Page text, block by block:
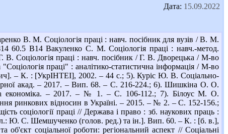
Дата: 15.09.2022
В. М. Соціологія праці : навч. посібник для вузів / В. М.
60.5 В14 Вакуленко С. М. Соціологія праці : навч.-метод.
Соціологія праці : навч. посібник / Г. В. Дворецька / М-во
праці" : аналітико-статистична інформація / М-во
– К. : [УкрІНТЕІ], 2002. – 44 c.; 5). Куріс Ю. В. Соціально-
акад. – 2017. – Вип. 68. – С. 216-224.; 6). Шишкіна О. О.
економіка. – 2017. – № 1. – С. 106-112.; 7). Білоус М. О.
ринкових відносин в Україні. – 2015. – № 2. – С. 152-156.;
соціології праці // Держава і право : зб. наукових праць :
Ю. С. Шемшученко (голов. ред.) та ін.]. Вип. 60. – К. : [б. в.],
соціальної роботи: регіональний аспект // Соціальні